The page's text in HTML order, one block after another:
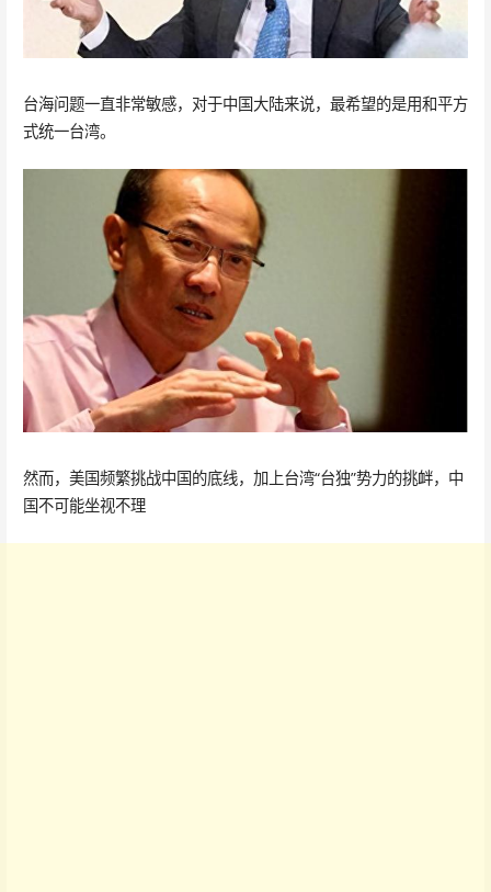
台海问题一直非常敏感，对于中国大陆来说，最希望的是用和平方
式统一台湾。
然而，美国频繁挑战中国的底线，加上台湾“台独”势力的挑衅，中
国不可能坐视不理